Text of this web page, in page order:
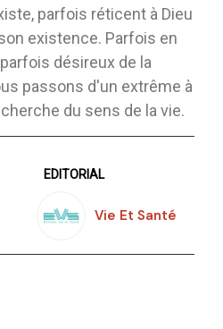
parfois réticent à Dieu
existence. Parfois en
désireux de la
passons d'un extrême à
du sens de la vie.
EDITORIAL
Vie Et Santé